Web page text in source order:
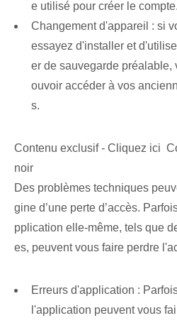
e utilisé pour créer le compte.
Changement d'appareil : si
essayez d'installer et
er de sauvegarde préalable,
ouvoir accéder à vos
s.
Contenu exclusif - Cliquez ici
noir
Des problèmes techniques
gine d’une perte d’accès.
pplication elle-même, tels que
es, peuvent vous faire perdre
Erreurs d'application :
l'application peuvent vous